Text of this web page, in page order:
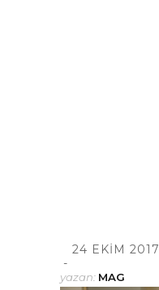
24 EKIM 2017
yazan: MAG